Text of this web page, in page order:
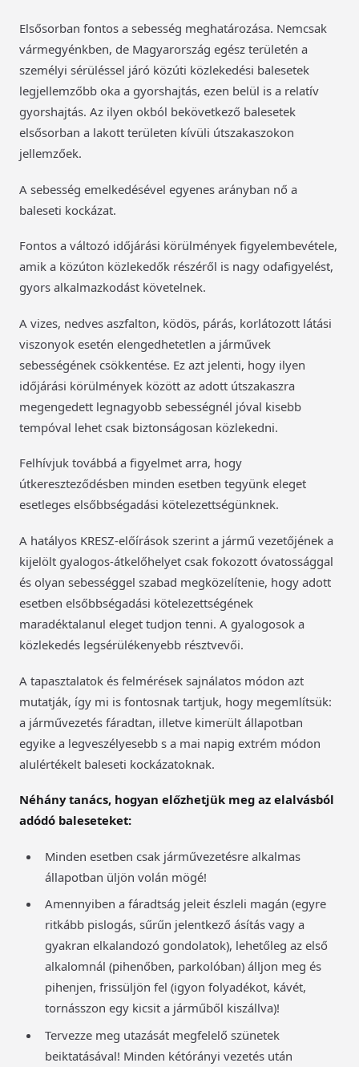
Elsősorban fontos a sebesség meghatározása. Nemcsak
vármegyénkben, de Magyarország egész területén a
személyi sérüléssel járó közúti közlekedési balesetek
legjellemzőbb oka a gyorshajtás, ezen belül is a relatív
gyorshajtás. Az ilyen okból bekövetkező balesetek
elsősorban a lakott területen kívüli útszakaszokon
jellemzőek.
A sebesség emelkedésével egyenes arányban nő a
baleseti kockázat.
Fontos a változó időjárási körülmények figyelembevétele,
amik a közúton közlekedők részéről is nagy odafigyelést,
gyors alkalmazkodást követelnek.
A vizes, nedves aszfalton, ködös, párás, korlátozott látási
viszonyok esetén elengedhetetlen a járművek
sebességének csökkentése. Ez azt jelenti, hogy ilyen
időjárási körülmények között az adott útszakaszra
megengedett legnagyobb sebességnél jóval kisebb
tempóval lehet csak biztonságosan közlekedni.
Felhívjuk továbbá a figyelmet arra, hogy
útkereszteződésben minden esetben tegyünk eleget
esetleges elsőbbségadási kötelezettségünknek.
A hatályos KRESZ-előírások szerint a jármű vezetőjének a
kijelölt gyalogos-átkelőhelyet csak fokozott óvatossággal
és olyan sebességgel szabad megközelítenie, hogy adott
esetben elsőbbségadási kötelezettségének
maradéktalanul eleget tudjon tenni. A gyalogosok a
közlekedés legsérülékenyebb résztvevői.
A tapasztalatok és felmérések sajnálatos módon azt
mutatják, így mi is fontosnak tartjuk, hogy megemlítsük:
a járművezetés fáradtan, illetve kimerült állapotban
egyike a legveszélyesebb s a mai napig extrém módon
alulértékelt baleseti kockázatoknak.
Néhány tanács, hogyan előzhetjük meg az elalvásból
adódó baleseteket:
Minden esetben csak járművezetésre alkalmas
állapotban üljön volán mögé!
Amennyiben a fáradtság jeleit észleli magán (egyre
ritkább pislogás, sűrűn jelentkező ásítás vagy a
gyakran elkalandozó gondolatok), lehetőleg az első
alkalomnál (pihenőben, parkolóban) álljon meg és
pihenjen, frissüljön fel (igyon folyadékot, kávét,
tornásszon egy kicsit a járműből kiszállva)!
Tervezze meg utazását megfelelő szünetek
beiktatásával! Minden kétórányi vezetés után